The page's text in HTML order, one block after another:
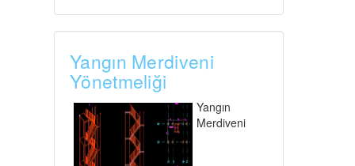
Yangın Merdiveni
Yönetmeliği
Yangın
Merdiveni